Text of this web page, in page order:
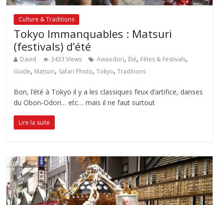
Culture & Traditions
Tokyo Immanquables : Matsuri
(festivals) d’été
David 3433 Views Awaodori, Été, Fêtes & Festivals,
Guide, Matsuri, Safari Photo,Tokyo,Traditions
Bon, l’été à Tokyo il y a les classiques feux d’artifice, danses
du Obon-Odori… etc… mais il ne faut surtout
Lire la suite